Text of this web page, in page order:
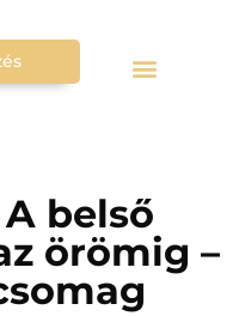
belső
örömig –